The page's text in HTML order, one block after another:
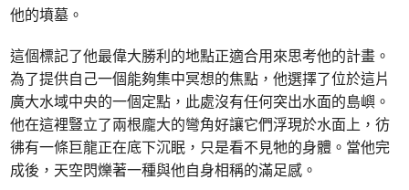
他的墳墓。
這個標記了他最偉大勝利的地點正適合用來思考他的計畫。
為了提供自己一個能夠集中冥想的焦點，他選擇了位於這片
廣大水域中央的一個定點，此處沒有任何突出水面的島嶼。
他在這裡豎立了兩根龐大的彎角好讓它們浮現於水面上，彷
彿有一條巨龍正在底下沉眠，只是看不見牠的身體。當他完
成後，天空閃爍著一種與他自身相稱的滿足感。